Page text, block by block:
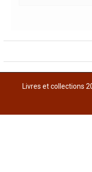
Livres et collections